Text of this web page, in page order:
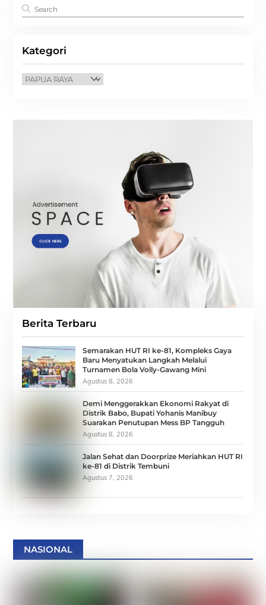
Kategori
Kategori
Berita Terbaru
Semarakan HUT RI ke-81, Kompleks Gaya
Baru Menyatukan Langkah Melalui
Turnamen Bola Volly-Gawang Mini
Agustus 8, 2026
Demi Menggerakkan Ekonomi Rakyat di
Distrik Babo, Bupati Yohanis Manibuy
Suarakan Penutupan Mess BP Tangguh
Agustus 8, 2026
Jalan Sehat dan Doorprize Meriahkan HUT RI
ke-81 di Distrik Tembuni
Agustus 7, 2026
NASIONAL